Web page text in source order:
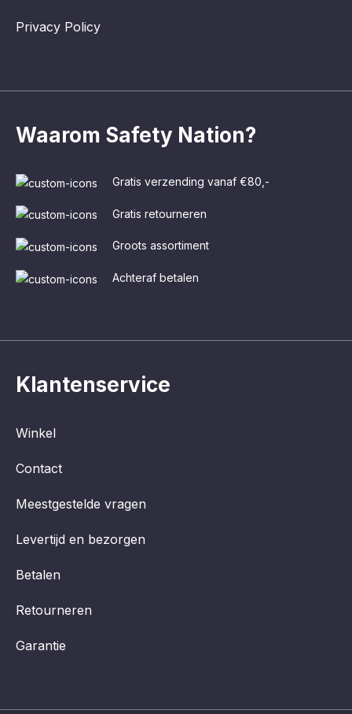
Klantenservice
Winkel
Contact
Meestgestelde vragen
Levertijd en bezorgen
Betalen
Retourneren
Garantie
Waarom Safety Nation?
Gratis verzending vanaf €80,-
Gratis retourneren
Groots assortiment
Achteraf betalen
Privacy Policy